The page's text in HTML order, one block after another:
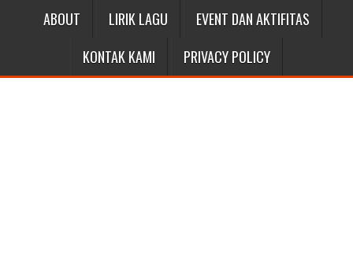
ABOUT LIRIK LAGU
EVENT DAN AKTIFITAS
KONTAK KAMI
PRIVACY POLICY